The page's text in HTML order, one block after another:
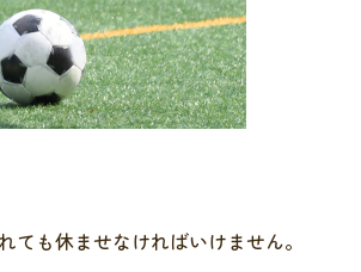
も休ませなければいけません。